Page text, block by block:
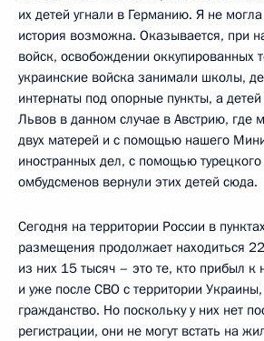
их детей угнали в Германию. Я не
история возможна. Оказывается, при
войск, освобождении оккупированных
украинские войска занимали школы,
интернаты под опорные пункты, а
Львов в данном случае в Австрию, где
двух матерей и с помощью нашего
иностранных дел, с помощью турецкого
омбудсменов вернули этих детей сюда.
Сегодня на территории России в
размещения продолжает находиться
из них 15 тысяч – это те, кто прибыл
и уже после СВО с территории Украины,
гражданство. Но поскольку у них нет
регистрации, они не могут встать на